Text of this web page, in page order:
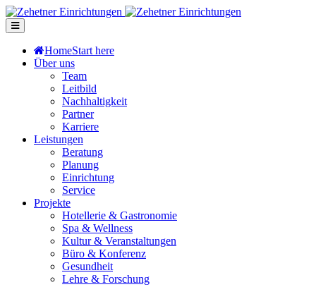
HomeStart here
Über uns
Team
Leitbild
Nachhaltigkeit
Partner
Karriere
Leistungen
Beratung
Planung
Einrichtung
Service
Projekte
Hotellerie & Gastronomie
Spa & Wellness
Kultur & Veranstaltungen
Büro & Konferenz
Gesundheit
Lehre & Forschung